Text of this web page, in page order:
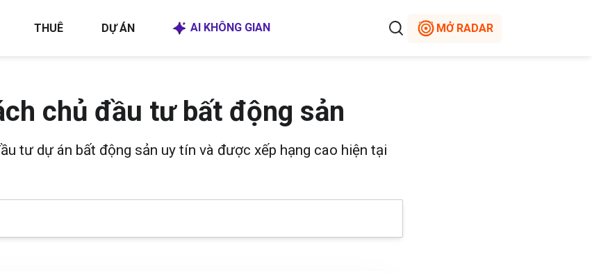
THUÊ DỰ ÁN AI KHÔNG GIAN MỞ RADAR
chủ đầu tư bất động sản
tư dự án bất động sản uy tín và được xếp hạng cao hiện tại